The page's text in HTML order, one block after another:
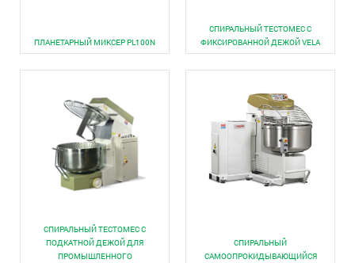
ПЛАНЕТАРНЫЙ МИКСЕР PL100N
​СПИРАЛЬНЫЙ ТЕСТОМЕС С
ФИКСИРОВАННОЙ ДЕЖОЙ VELA
СПИРАЛЬНЫЙ ТЕСТОМЕС С
ПОДКАТНОЙ ДЕЖОЙ ДЛЯ
ПРОМЫШЛЕННОГО
СПИРАЛЬНЫЙ
САМООПРОКИДЫВАЮЩИЙСЯ